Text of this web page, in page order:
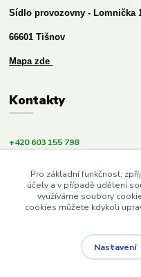
Sídlo provozovny - Lomnička
66601 Tišnov
Mapa zde
Kontakty
+420 603 155 798
info@budemezdravi.cz
Pro základní funkčnost,
účely a v případě udělení
využíváme soubory
cookies můžete kdykoli
Nastavení